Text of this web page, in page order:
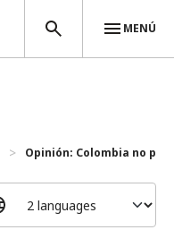
MENÚ
Opinión: Colombia no